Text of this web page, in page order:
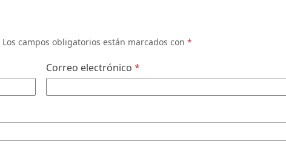
Los campos obligatorios están marcados con*
Correo electrónico*